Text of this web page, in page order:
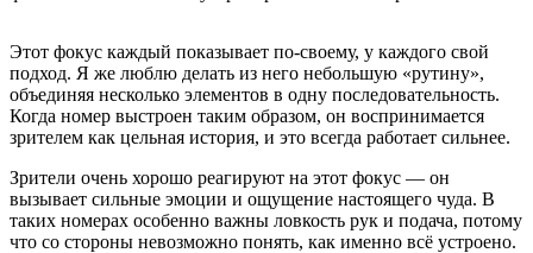
Этот фокус каждый показывает по-своему, у каждого свой
подход. Я же люблю делать из него небольшую «рутину»,
объединяя несколько элементов в одну последовательность.
Когда номер выстроен таким образом, он воспринимается
зрителем как цельная история, и это всегда работает сильнее.
Зрители очень хорошо реагируют на этот фокус — он
вызывает сильные эмоции и ощущение настоящего чуда. В
таких номерах особенно важны ловкость рук и подача, потому
что со стороны невозможно понять, как именно всё устроено.